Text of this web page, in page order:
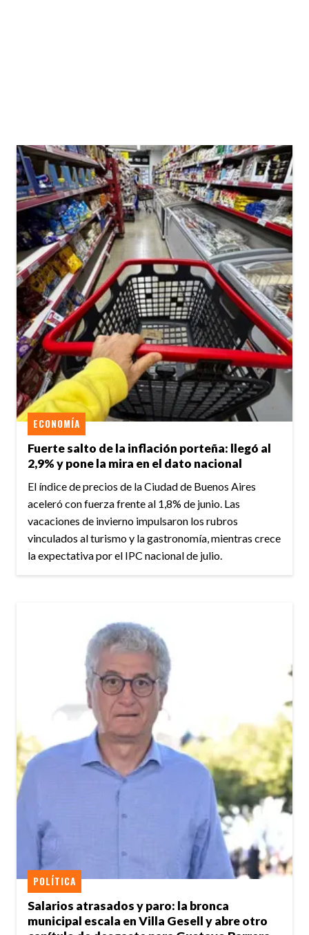
Fuerte salto de la inflación porteña: llegó al
2,9% y pone la mira en el dato nacional
ECONOMÍA
El índice de precios de la Ciudad de Buenos Aires
aceleró con fuerza frente al 1,8% de junio. Las
vacaciones de invierno impulsaron los rubros
vinculados al turismo y la gastronomía, mientras crece
la expectativa por el IPC nacional de julio.
Salarios atrasados y paro: la bronca
municipal escala en Villa Gesell y abre otro
POLÍTICA